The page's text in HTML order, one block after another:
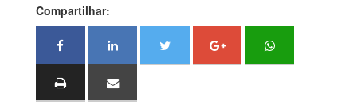
Compartilhar: